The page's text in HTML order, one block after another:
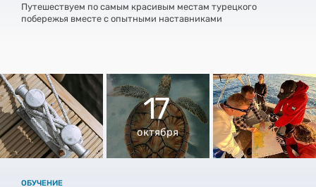
Путешествуем по самым красивым местам турецкого
побережья вместе с опытными наставниками
17
октября
ОБУЧЕНИЕ